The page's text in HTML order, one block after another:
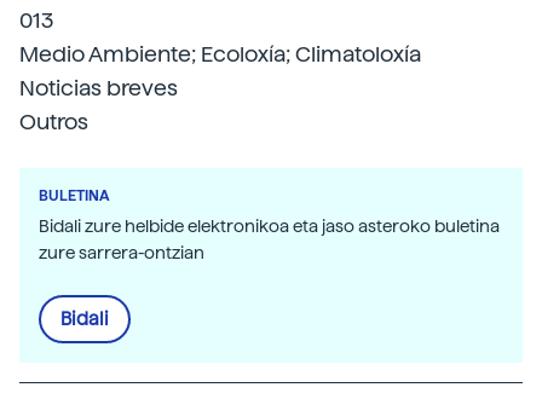
013
Medio Ambiente; Ecoloxía; Climatoloxía
Noticias breves
Outros
BULETINA
Bidali zure helbide elektronikoa eta jaso asteroko buletina
zure sarrera-ontzian
Bidali